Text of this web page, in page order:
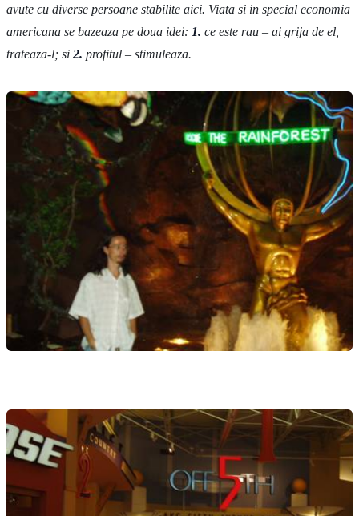
avute cu diverse persoane stabilite aici. Viata si in special economia
americana se bazeaza pe doua idei: 1. ce este rau – ai grija de el,
trateaza-l; si 2. profitul – stimuleaza.